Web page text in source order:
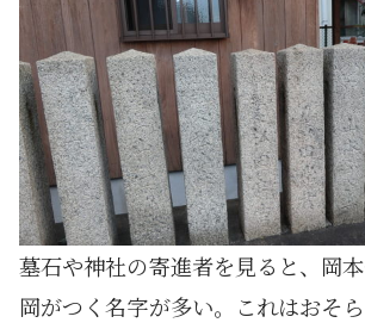
墓石や神社の寄進者を見ると、岡
岡がつく名字が多い。これはおそ